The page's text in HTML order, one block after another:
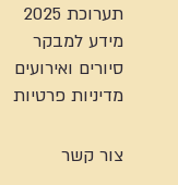
תערוכת 2025
מידע למבקר
סיורים ואירועים
מדיניות פרטיות
צור קשר